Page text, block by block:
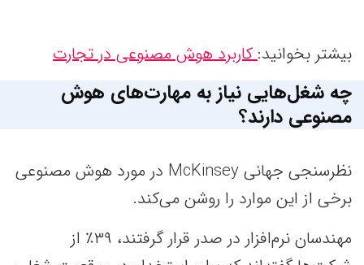
بیشتر بخوانید:کاربرد هوش مصنوعی در تجارت
چه شغل‌هایی نیاز به مهارت‌های هوش
مصنوعی دارند؟
نظرسنجی جهانی McKinsey در مورد هوش مصنوعی
برخی از این موارد را روشن می‌کند.
مهندسان نرم‌افزار در صدر قرار گرفتند، ۳۹٪ از